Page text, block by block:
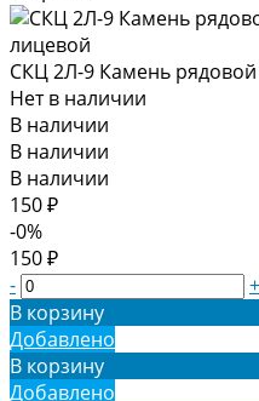
СКЦ 2Л-9 Камень
Нет в наличии
В наличии
В наличии
В наличии
150 ₽
-0%
150 ₽
-
+
В корзину
Добавлено
В корзину
Добавлено